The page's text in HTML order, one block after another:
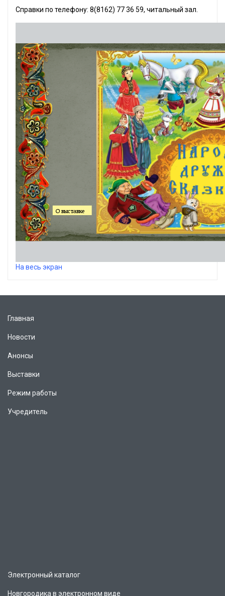
Справки по телефону: 8(8162) 77 36 59, читальный зал.
На весь экран
Главная
Новости
Анонсы
Выставки
Режим работы
Учредитель
Электронный каталог
Новгородика в электронном виде